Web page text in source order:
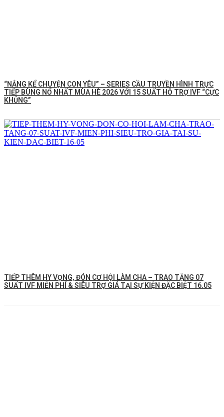
“NẮNG KỂ CHUYỆN CON YÊU” – SERIES CẦU TRUYỀN HÌNH TRỰC
TIẾP BÙNG NỔ NHẤT MÙA HÈ 2026 VỚI 15 SUẤT HỖ TRỢ IVF “CỰC
KHỦNG”
TIẾP THÊM HY VỌNG, ĐÓN CƠ HỘI LÀM CHA – TRAO TẶNG 07
SUẤT IVF MIỄN PHÍ & SIÊU TRỢ GIÁ TẠI SỰ KIỆN ĐẶC BIỆT 16.05